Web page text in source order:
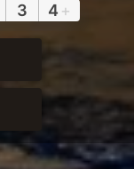
3 4 +